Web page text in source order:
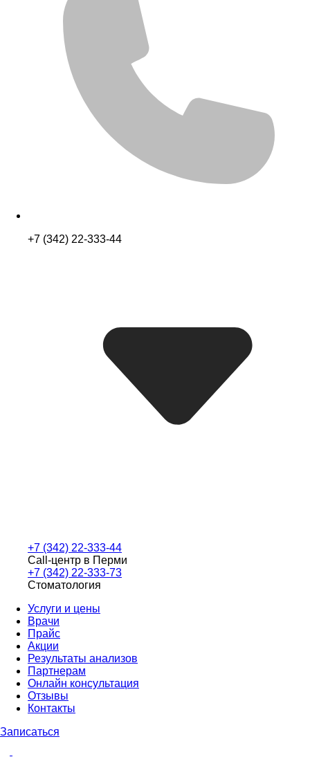
+7 (342) 22-333-44
+7 (342) 22-333-44
Call-центр в Перми
+7 (342) 22-333-73
Стоматология
Услуги и цены
Врачи
Прайс
Акции
Результаты анализов
Партнерам
Онлайн консультация
Отзывы
Контакты
Записаться